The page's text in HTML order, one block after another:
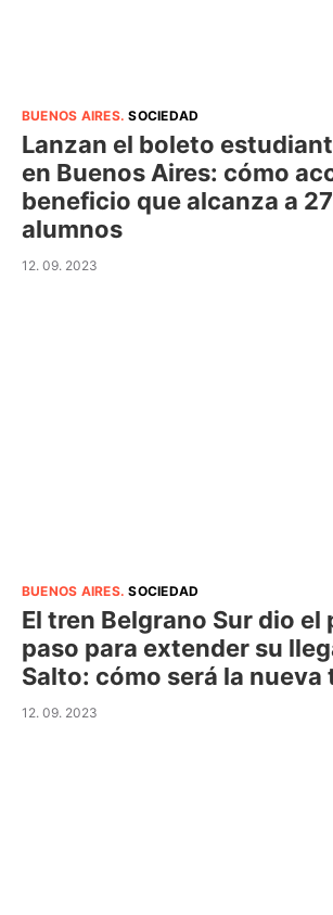
BUENOS AIRES.SOCIEDAD
Lanzan el boleto
en Buenos Aires: cómo
beneficio que alcanza a
alumnos
12. 09. 2023
BUENOS AIRES.SOCIEDAD
El tren Belgrano Sur dio el
paso para extender su
Salto: cómo será la nueva
12. 09. 2023